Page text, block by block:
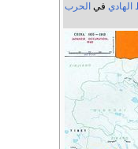
في الحرب